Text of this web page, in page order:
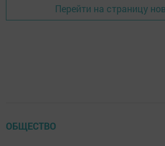
Перейти на страницу
ОБЩЕСТВО